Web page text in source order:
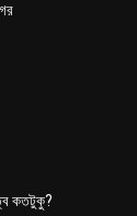
কতটুকু?